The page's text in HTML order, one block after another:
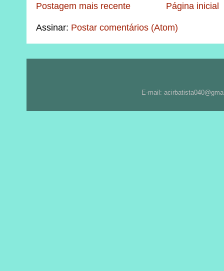
Postagem mais recente Página inicial
Assinar: Postar comentários (Atom)
E-mail: